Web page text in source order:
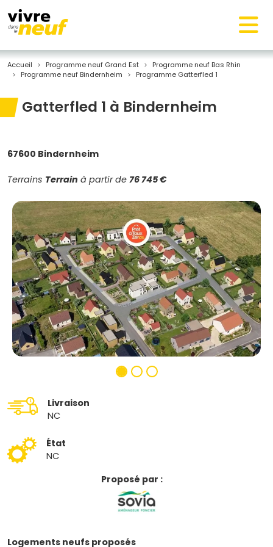
Accueil Programme neuf Grand Est
Programme neuf Bas Rhin
Programme neuf Bindernheim
Programme Gatterfled 1
Gatterfled 1 à Bindernheim
67600 Bindernheim
Terrains Terrain à partir de 76 745 €
Livraison
NC
État
NC
Proposé par :
Logements neufs proposés